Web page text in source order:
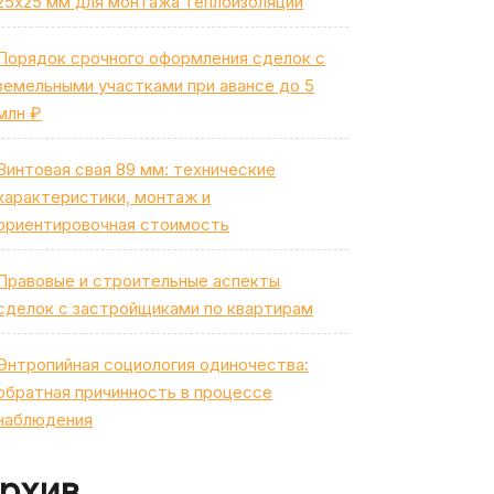
срочного оформления сделок с
участками при авансе до 5
₽
свая 89 мм: технические
монтаж и
стоимость
и строительные аспекты
с застройщиками по квартирам
социология одиночества:
причинность в процессе